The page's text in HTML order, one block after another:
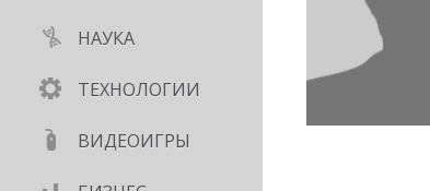
НАУКА
ТЕХНОЛОГИИ
ВИДЕОИГРЫ